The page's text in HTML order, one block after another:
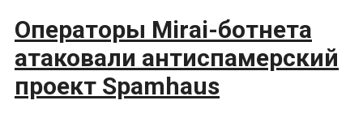
Операторы Mirai-ботнета
атаковали антиспамерский
проект Spamhaus